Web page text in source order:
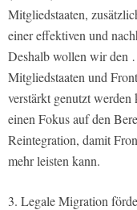
Mitgliedstaaten,
einer effektiven und
Deshalb wollen wir den
Mitgliedstaaten und
verstärkt genutzt
einen Fokus auf den
Reintegration, damit
mehr leisten kann.
3. Legale Migration